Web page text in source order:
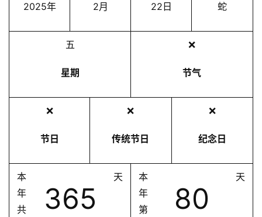
2025年 2月 22日 蛇
五
星期
❌
节气
❌
节日
❌
传统节日
❌
纪念日
本
年
共
365
天
本
年
第
80
天